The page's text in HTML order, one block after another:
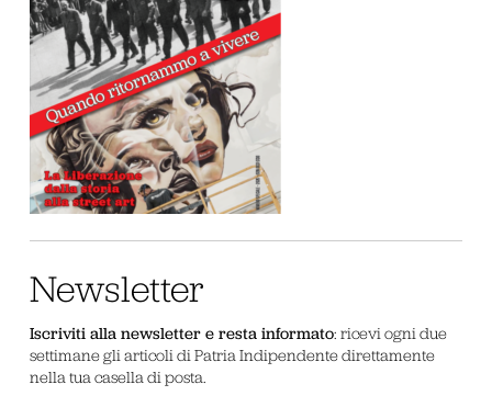
Newsletter
Iscriviti alla newsletter e resta informato: ricevi ogni due
settimane gli articoli di Patria Indipendente direttamente
nella tua casella di posta.